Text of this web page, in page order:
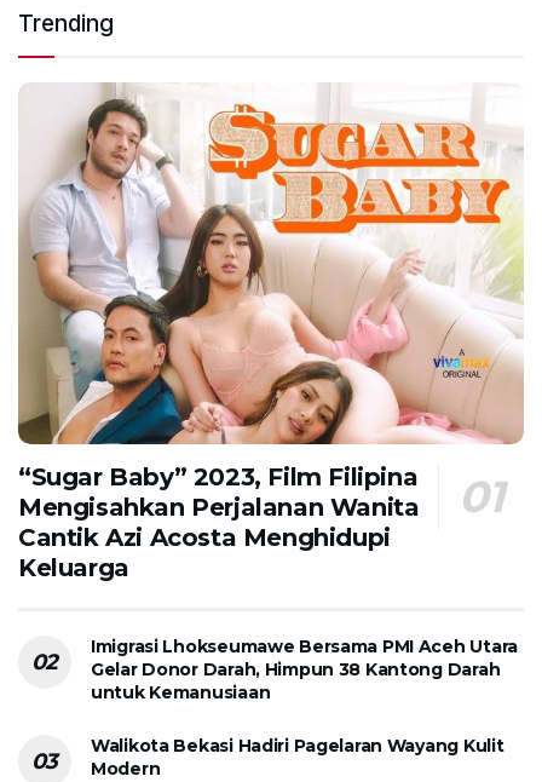
Trending
“Sugar Baby” 2023, Film Filipina
Mengisahkan Perjalanan Wanita
Cantik Azi Acosta Menghidupi
Keluarga
Imigrasi Lhokseumawe Bersama PMI Aceh Utara
Gelar Donor Darah, Himpun 38 Kantong Darah
untuk Kemanusiaan
Walikota Bekasi Hadiri Pagelaran Wayang Kulit
Modern